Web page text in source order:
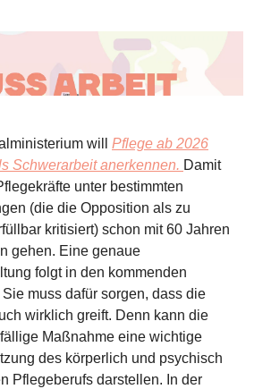
will Pflege ab 2026
Schwerarbeit anerkennen. Damit
unter bestimmten
(die die Opposition als zu
kritisiert) schon mit 60 Jahren
gehen. Eine genaue
folgt in den kommenden
Sie muss dafür sorgen, dass die
wirklich greift. Denn kann die
Maßnahme eine wichtige
des körperlich und psychisch
Pflegeberufs darstellen. In der